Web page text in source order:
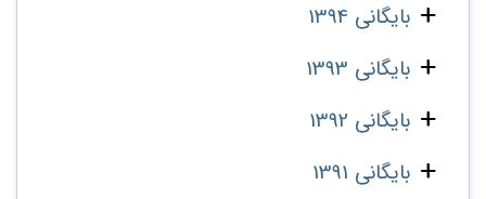
بایگانی 1394
بایگانی 1393
بایگانی 1392
بایگانی 1391